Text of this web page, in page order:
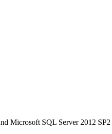
Microsoft SQL Server 2012